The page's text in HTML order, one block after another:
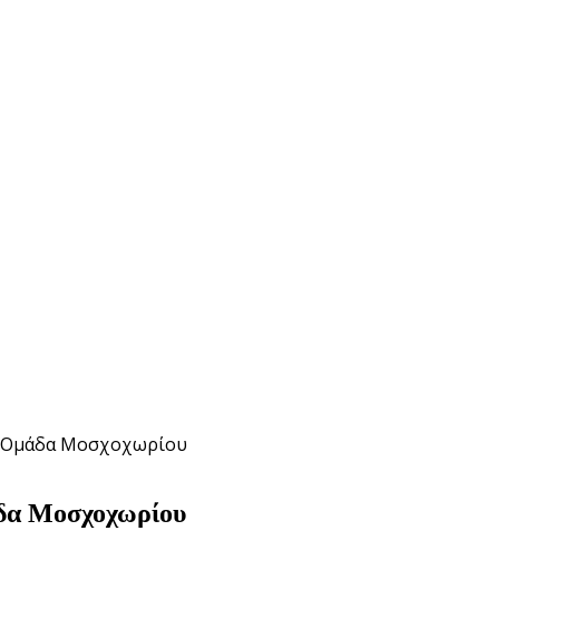
Ομάδα Μοσχοχωρίου
Μοσχοχωρίου